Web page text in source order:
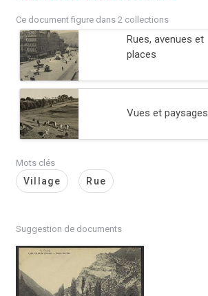
Ce document figure dans 2 collections
Rues, avenues et
places
Vues et paysages
Mots clés
Village Rue
Suggestion de documents